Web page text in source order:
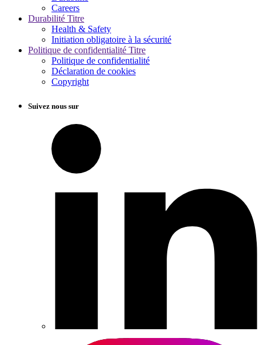
Careers
Durabilité Titre
Health & Safety
Initiation obligatoire à la sécurité
Politique de confidentialité Titre
Politique de confidentialité
Déclaration de cookies
Copyright
Suivez nous sur